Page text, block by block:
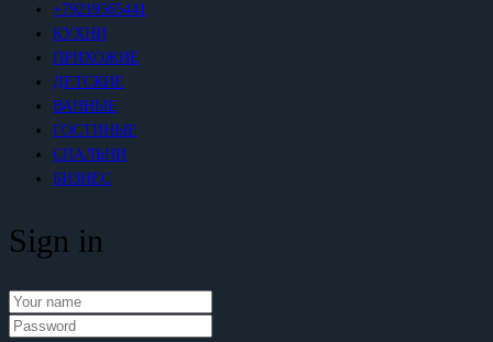
+79219565441
КУХНИ
ПРИХОЖИЕ
ДЕТСКИЕ
ВАННЫЕ
ГОСТИНЫЕ
СПАЛЬНИ
БИЗНЕС
Sign in